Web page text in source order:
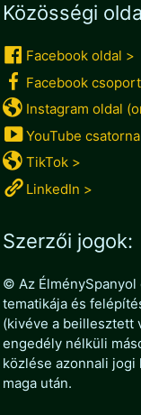
Közösségi
Facebook oldal >
Facebook
Instagram oldal
YouTube
TikTok >
LinkedIn >
Szerzői jogok:
© Az
tematikája és
(kivéve a beillesztett
engedély nélküli
közlése azonnali
maga után.